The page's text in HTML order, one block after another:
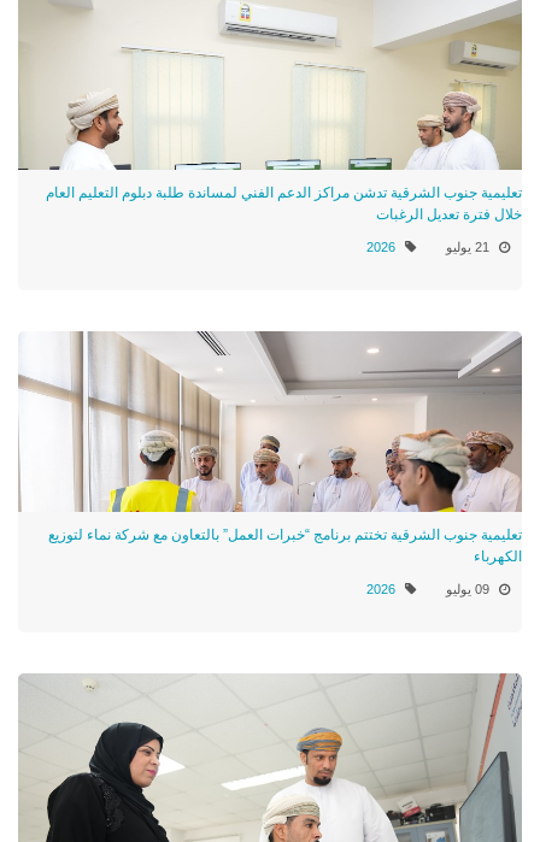
تعليمية جنوب الشرقية تدشن مراكز الدعم الفني لمساندة طلبة دبلوم التعليم العام
خلال فترة تعديل الرغبات
21 يوليو 2026
تعليمية جنوب الشرقية تختتم برنامج “خبرات العمل” بالتعاون مع شركة نماء لتوزيع
الكهرباء
09 يوليو 2026